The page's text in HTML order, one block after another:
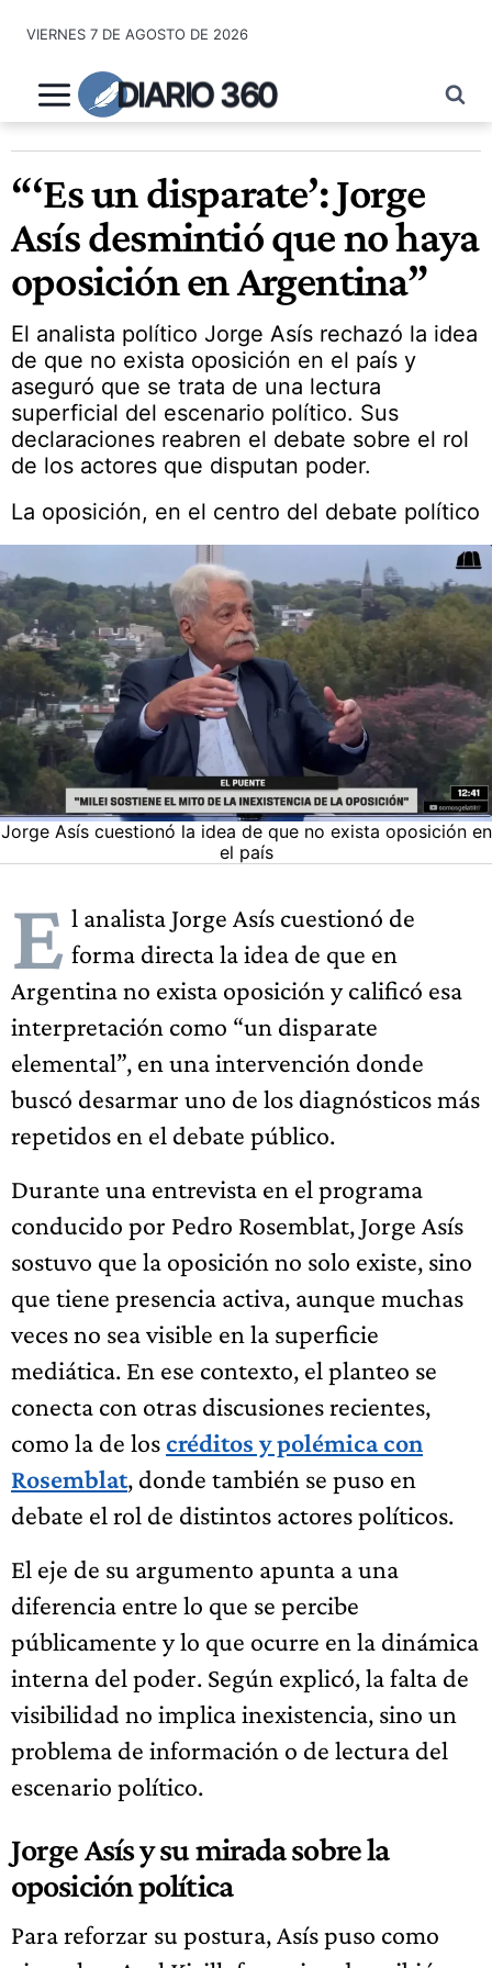
contenido
VIERNES 7 DE AGOSTO DE 2026
DIARIO 360
“‘Es un disparate’: Jorge
Asís desmintió que no haya
oposición en Argentina”
El analista político Jorge Asís rechazó la idea
de que no exista oposición en el país y
aseguró que se trata de una lectura
superficial del escenario político. Sus
declaraciones reabren el debate sobre el rol
de los actores que disputan poder.
La oposición, en el centro del debate político
Jorge Asís cuestionó la idea de que no exista oposición en
el país
E l analista Jorge Asís cuestionó de
forma directa la idea de que en
Argentina no exista oposición y calificó esa
interpretación como “un disparate
elemental”, en una intervención donde
buscó desarmar uno de los diagnósticos más
repetidos en el debate público.
Durante una entrevista en el programa
conducido por Pedro Rosemblat, Jorge Asís
sostuvo que la oposición no solo existe, sino
que tiene presencia activa, aunque muchas
veces no sea visible en la superficie
mediática. En ese contexto, el planteo se
conecta con otras discusiones recientes,
como la de loscréditos y polémica con
Rosemblat, donde también se puso en
debate el rol de distintos actores políticos.
El eje de su argumento apunta a una
diferencia entre lo que se percibe
públicamente y lo que ocurre en la dinámica
interna del poder. Según explicó, la falta de
visibilidad no implica inexistencia, sino un
problema de información o de lectura del
escenario político.
Jorge Asís y su mirada sobre la
oposición política
Para reforzar su postura, Asís puso como